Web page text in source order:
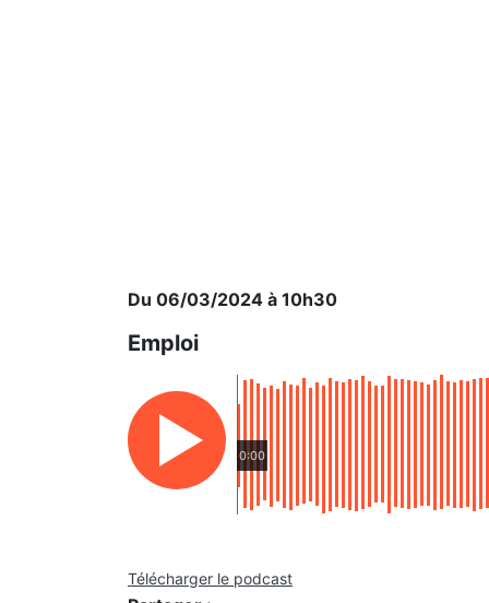
Du 06/03/2024 à 10h30
Emploi
0:00
Télécharger le podcast